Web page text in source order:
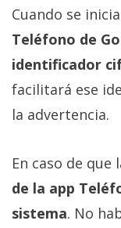
Cuando se
Teléfono de
identificador
facilitará ese
la advertencia.
En caso de
de la app
sistema. No